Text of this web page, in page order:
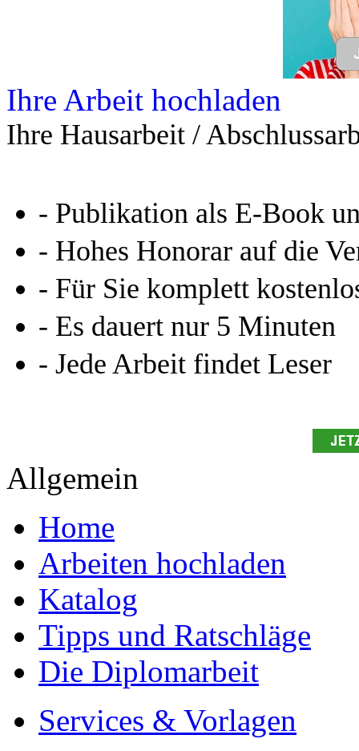
Ihre Arbeit hochladen
Ihre Hausarbeit /
- Publikation als E-Book
- Hohes Honorar auf die
- Für Sie komplett
- Es dauert nur 5 Minuten
- Jede Arbeit findet Leser
Allgemein
Home
Arbeiten hochladen
Katalog
Tipps und Ratschläge
Die Diplomarbeit
Services & Vorlagen